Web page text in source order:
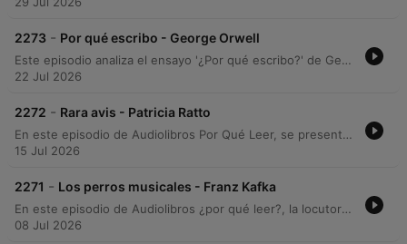
2273 - Por qué escribo - George Orwell
Este episodio analiza el ensayo '¿Por qué escribo?' de George Orwell, explorando su contexto editorial desde 1946 y sus memorias sobre la formación de su vocación literaria. A través de un recorrido por los cuatro motivos que impulsan la escritura, se examina la intersección entre el compromiso político del autor y su búsqueda de la excelencia estética. El análisis profundiza en cómo Orwell intenta transformar la escritura política en un arte, abordando la inevitabilidad del sesgo ideológico y la importancia de la claridad en la prosa. El episodio concluye con detalles sobre la edición del texto y los créditos de producción.
22 Jul 2026
2272 - Rara avis - Patricia Ratto
En este episodio de Audiolibros Por Qué Leer, se presenta la lectura del cuento Rara Abis, de la autora Patricia Rato, perteneciente a la antología Faunas. La narrativa explora el encuentro fortuito de un hombre con un ser herido que cae del cielo, desencadenando una transformación en su vida y una conexión profunda con lo inesperado. La locución acompaña la lectura con reflexiones sobre la técnica narrativa de Rato y comparte detalles sobre la inspiración real detrás de la obra, basada en una anécdot de la autora. El episodio ofrece una experiencia inmersiva que transita entre lo cotidiano y lo fantástico.
15 Jul 2026
2271 - Los perros musicales - Franz Kafka
En este episodio de Audiolibros ¿por qué leer?, la locutora Ceci Bona presenta una lectura de Los perros musicales, un fragmento de la obra inconclusa Investigaciones de un perro de Franz Kafka. El relato, recuperado de la revista argentina Disco de 1945, ofrece una perspectiva narrativa única desde el punto de vista de un perro cachorro que presencia una asombrosa y perturbadora exhibición musical realizada por un grupo de siete canes. La narradora comparte además el proceso de hallazgo del texto a través del Archivo Histórico de Revistas Argentinas, destacando la riqueza de este material inédito y la experiencia sensorial de la lectura. El episodio concluye con una breve reflexión sobre la interpretación del texto y los detalles de producción del podcast.
08 Jul 2026